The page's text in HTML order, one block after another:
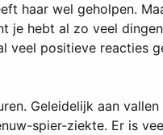
haar wel geholpen.
je hebt al zo veel
veel positieve
Geleidelijk aan
spier-ziekte. Er is